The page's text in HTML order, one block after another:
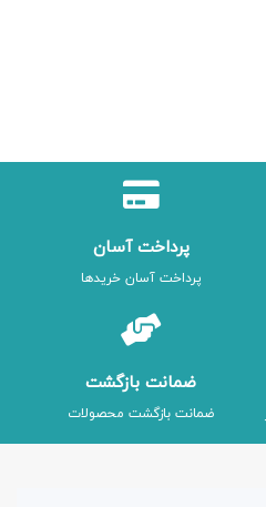
پرداخت آسان
پرداخت آسان خریدها
ضمانت بازگشت
ضمانت بازگشت محصولات